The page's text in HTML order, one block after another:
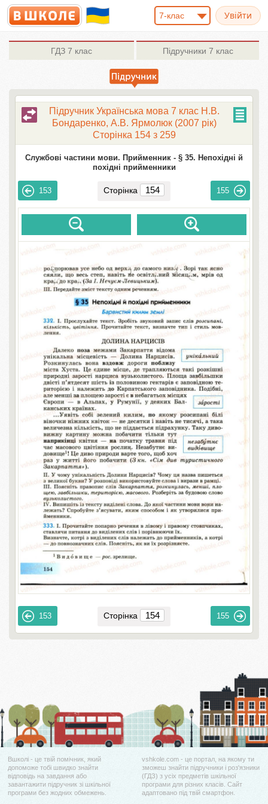
7-клас
ГДЗ 7 клас Підручники 7 клас
Підручник Українська мова 7 клас Н.В.
Бондаренко, А.В. Ярмолюк (2007 рік)
Сторінка 154 з 259
Службові частини мови. Прийменник - § 35. Непохідні й
похідні прийменники
153 Сторінка 155
153 Сторінка 155
Вшколі - це твій помічник, який
допоможе тобі швидко знайти
відповідь на завдання або
завантажити підручник зі шкільної
програми без жодних обмежень.
vshkole.com - це портал, на якому ти
зможеш знайти підручники і роз'язники
(ГДЗ) з усіх предметів шкільної
програми для різних класів. Сайт
адаптовано під твій смартфон.